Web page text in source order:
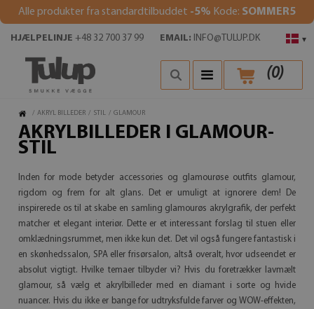
Alle produkter fra standardtilbuddet -5% Kode: SOMMER5
▾
HJÆLPELINJE +48 32 700 37 99 EMAIL: INFO@TULUP.DK
(0)
/ AKRYL BILLEDER / STIL / GLAMOUR
AKRYLBILLEDER I GLAMOUR-
STIL
Inden for mode betyder accessories og glamourøse outfits glamour,
rigdom og frem for alt glans. Det er umuligt at ignorere dem! De
inspirerede os til at skabe en samling glamourøs akrylgrafik, der perfekt
matcher et elegant interiør. Dette er et interessant forslag til stuen eller
omklædningsrummet, men ikke kun det. Det vil også fungere fantastisk i
en skønhedssalon, SPA eller frisørsalon, altså overalt, hvor udseendet er
absolut vigtigt. Hvilke temaer tilbyder vi? Hvis du foretrækker lavmælt
glamour, så vælg et akrylbilleder med en diamant i sorte og hvide
nuancer. Hvis du ikke er bange for udtryksfulde farver og WOW-effekten,